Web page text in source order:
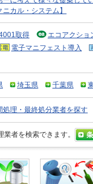
カル・システム】
取得
エコアクショ
電子マニフェスト導入
埼玉県 千葉県
処理・最終処分業者を探す
者を検索できます。